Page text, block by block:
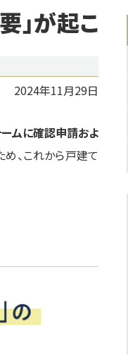
ックアップ物件特集 vol.2
会員ページログイン
」が起こ
2024年11月29日
ムに確認申請およ
め、これから戸建て